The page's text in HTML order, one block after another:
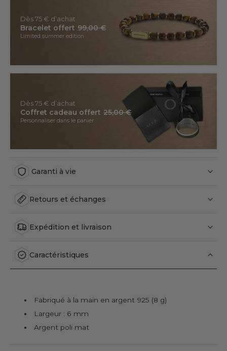
Dès 75 € d’achat
Bracelet offert 99,00 €
Limited summer edition
Dès 75 € d’achat
Coffret cadeau offert 25,00 €
Personnaliser dans le panier
Garanti à vie
Retours et échanges
Expédition et livraison
Caractéristiques
Fabriqué à la main en argent 925 (8 g)
Largeur : 6 mm
Argent poli mat